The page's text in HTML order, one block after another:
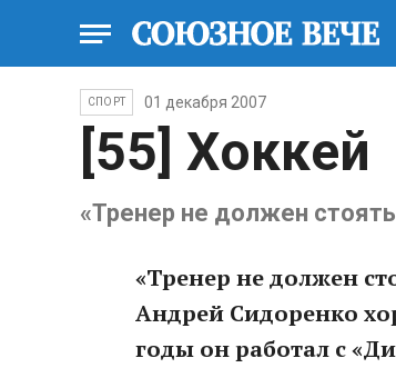
СПОРТ 01 декабря 2007
[55] Хоккей
«Тренер не должен
«Тренер не должен
Андрей Сидоренко
годы он работал с